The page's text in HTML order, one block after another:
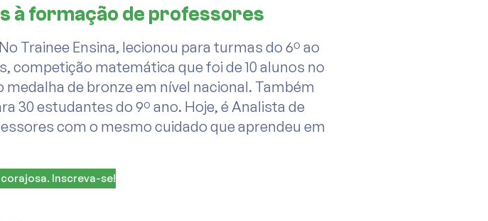
à formação de professores
Trainee Ensina, lecionou para turmas do 6º ao
competição matemática que foi de 10 alunos no
de bronze em nível nacional. Também
30 estudantes do 9º ano. Hoje, é Analista de
com o mesmo cuidado que aprendeu em
Inscreva-se!